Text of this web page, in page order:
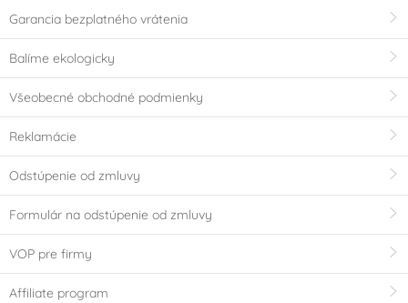
Garancia bezplatného vrátenia
Balíme ekologicky
Všeobecné obchodné podmienky
Reklamácie
Odstúpenie od zmluvy
Formulár na odstúpenie od zmluvy
VOP pre firmy
Affiliate program